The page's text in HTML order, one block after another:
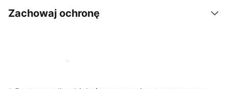
Zachowaj ochronę
Zarejestruj obiekt już dziś